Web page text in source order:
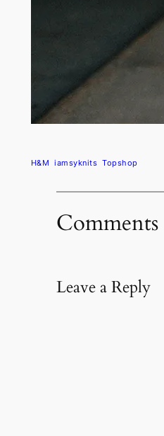
H&M iamsyknits Topshop
Comments
Leave a Reply